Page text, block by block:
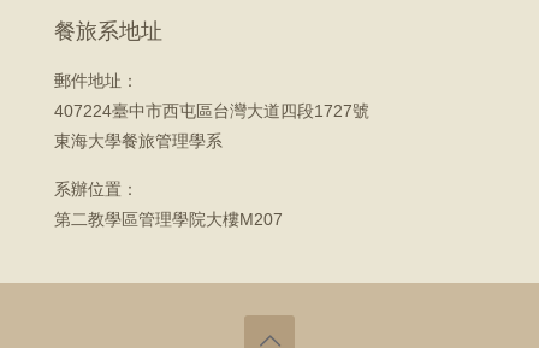
餐旅系地址
郵件地址：
407224臺中市西屯區台灣大道四段1727號
東海大學餐旅管理學系
系辦位置：
第二教學區管理學院大樓M207